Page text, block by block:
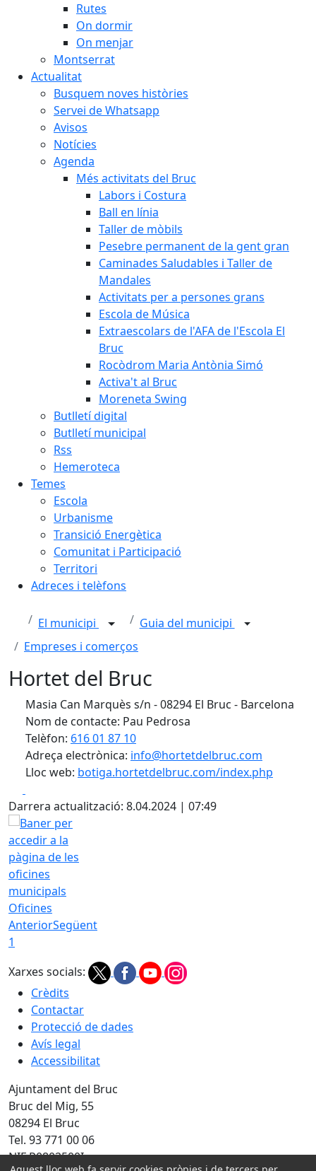
Rutes
On dormir
On menjar
Montserrat
Actualitat
Busquem noves històries
Servei de Whatsapp
Avisos
Notícies
Agenda
Més activitats del Bruc
Labors i Costura
Ball en línia
Taller de mòbils
Pesebre permanent de la gent gran
Caminades Saludables i Taller de
Mandales
Activitats per a persones grans
Escola de Música
Extraescolars de l'AFA de l'Escola El
Bruc
Rocòdrom Maria Antònia Simó
Activa't al Bruc
Moreneta Swing
Butlletí digital
Butlletí municipal
Rss
Hemeroteca
Temes
Escola
Urbanisme
Transició Energètica
Comunitat i Participació
Territori
Adreces i telèfons
El municipi
Guia del municipi
Empreses i comerços
Hortet del Bruc
Masia Can Marquès s/n - 08294 El Bruc - Barcelona
Nom de contacte: Pau Pedrosa
Telèfon: 616 01 87 10
Adreça electrònica: info@hortetdelbruc.com
Lloc web: botiga.hortetdelbruc.com/index.php
Darrera actualització: 8.04.2024 | 07:49
Oficines
AnteriorSegüent
1
Xarxes socials:
Crèdits
Contactar
Protecció de dades
Avís legal
Accessibilitat
Ajuntament del Bruc
Bruc del Mig, 55
08294 El Bruc
Tel. 93 771 00 06
NIF P0802500I